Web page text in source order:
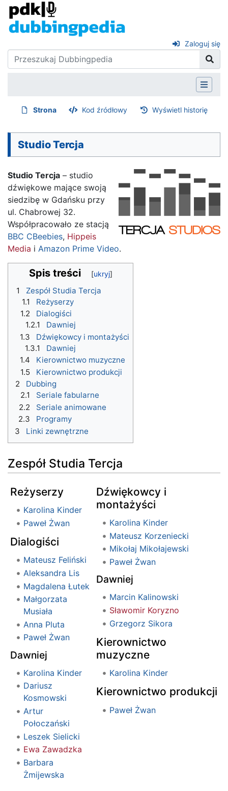
Zaloguj się
Strona Kod źródłowy Wyświetl historię
Studio Tercja
Studio Tercja – studio
dźwiękowe mające swoją
siedzibę w Gdańsku przy
ul. Chabrowej 32.
Współpracowało ze stacją
BBC CBeebies, Hippeis
Media i Amazon Prime Video.
Spis treści
1
Zespół Studia Tercja
1.1
Reżyserzy
1.2
Dialogiści
1.2.1
Dawniej
1.3
Dźwiękowcy i montażyści
1.3.1
Dawniej
1.4
Kierownictwo muzyczne
1.5
Kierownictwo produkcji
2
Dubbing
2.1
Seriale fabularne
2.2
Seriale animowane
2.3
Programy
3
Linki zewnętrzne
Zespół Studia Tercja
Reżyserzy
Karolina Kinder
Paweł Żwan
Dialogiści
Mateusz Feliński
Aleksandra Lis
Magdalena Łutek
Małgorzata
Musiała
Anna Pluta
Paweł Żwan
Dawniej
Karolina Kinder
Dariusz
Kosmowski
Artur
Połoczański
Leszek Sielicki
Ewa Zawadzka
Barbara
Żmijewska
Dźwiękowcy i
montażyści
Karolina Kinder
Mateusz Korzeniecki
Mikołaj Mikołajewski
Paweł Żwan
Dawniej
Marcin Kalinowski
Sławomir Koryzno
Grzegorz Sikora
Kierownictwo
muzyczne
Karolina Kinder
Kierownictwo produkcji
Paweł Żwan